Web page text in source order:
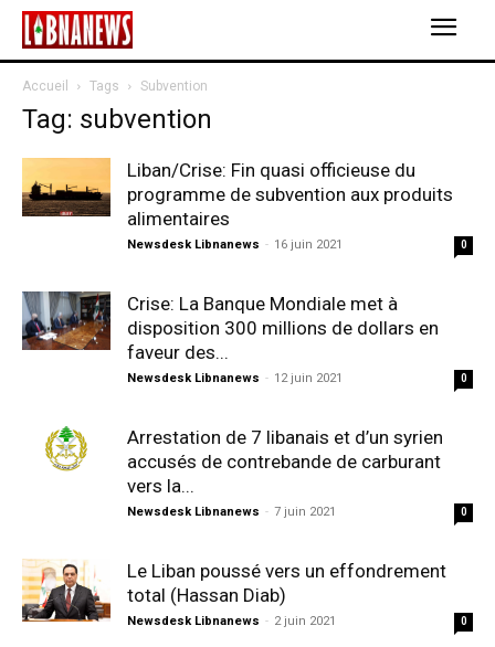
Accueil Tags Subvention
Tag: subvention
Liban/Crise: Fin quasi officieuse du
programme de subvention aux produits
alimentaires
Newsdesk Libnanews - 16 juin 2021 0
Crise: La Banque Mondiale met à
disposition 300 millions de dollars en
faveur des...
Newsdesk Libnanews - 12 juin 2021 0
Arrestation de 7 libanais et d’un syrien
accusés de contrebande de carburant
vers la...
Newsdesk Libnanews - 7 juin 2021 0
Le Liban poussé vers un effondrement
total (Hassan Diab)
Newsdesk Libnanews - 2 juin 2021 0